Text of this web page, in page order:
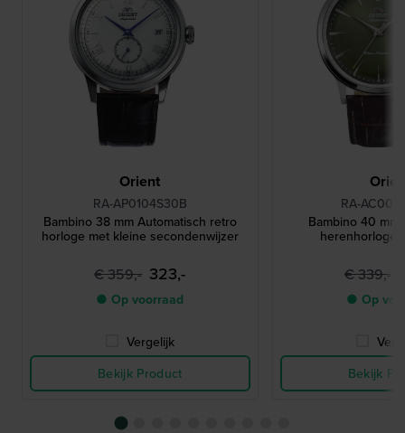
Orient
RA-AP0104S30B
Bambino 38 mm Automatisch retro
horloge met kleine secondenwijzer
€ 359,- 323,-
● Op voorraad
Vergelijk
Bekijk Product
RA-
Bambino 40 mm
herenhorloge
€ 339,-
● Op
Bekijk